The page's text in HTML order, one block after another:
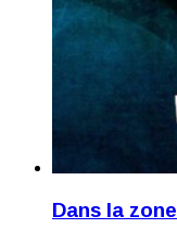
Dans la